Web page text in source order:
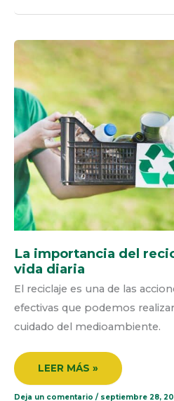
La importancia del
vida diaria
El reciclaje es una de las
efectivas que podemos
cuidado del medioambiente.
LA
EN
NUESTRA
VIDA
DIARIA
LEER MÁS »
Deja un comentario / septiembre 28,